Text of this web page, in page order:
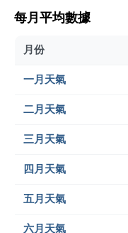
每月平均數據
月份
一月天氣
二月天氣
三月天氣
四月天氣
五月天氣
六月天氣